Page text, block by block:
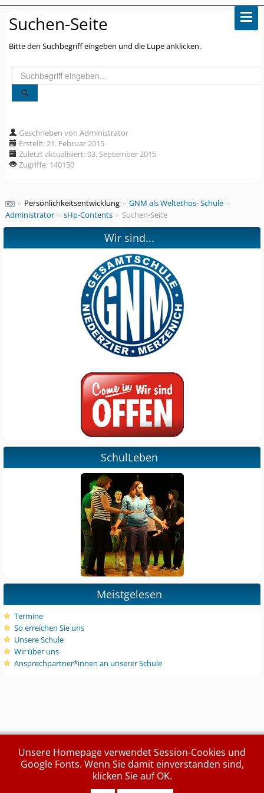
Suchen-Seite
Bitte den Suchbegriff eingeben und die Lupe anklicken.
Suchen
...
Geschrieben von Administrator
Erstellt: 21. Februar 2015
Zuletzt aktualisiert: 03. September 2015
Zugriffe: 140150
» Persönlichkeitsentwicklung » GNM als Weltethos- Schule »
Administrator » sHp-Contents » Suchen-Seite
Wir sind...
SchulLeben
Meistgelesen
Termine
So erreichen Sie uns
Unsere Schule
Wir über uns
Ansprechpartner*innen an unserer Schule
Unsere Homepage verwendet Session-Cookies und
Google Fonts. Wenn Sie damit einverstanden sind,
klicken Sie auf OK.